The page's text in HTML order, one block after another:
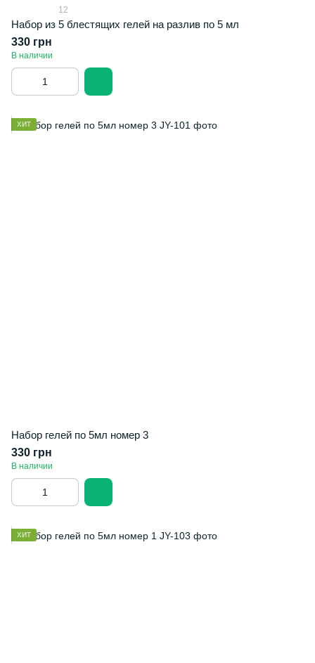
12
Набор из 5 блестящих гелей на разлив по 5 мл
330 грн
В наличии
ХИТ
Набор гелей по 5мл номер 3
330 грн
В наличии
ХИТ